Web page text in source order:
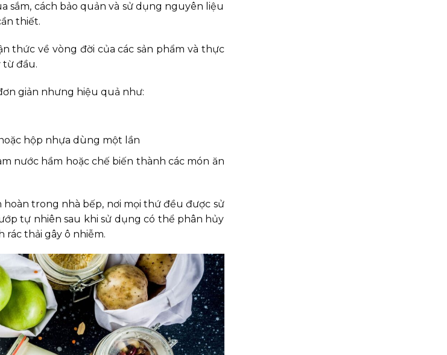
sắm, cách bảo quản và sử dụng nguyên liệu
thiết.
thức về vòng đời của các sản phẩm và thực
từ đầu.
giản nhưng hiệu quả như:
hộp nhựa dùng một lần
nước hầm hoặc chế biến thành các món ăn
trong nhà bếp, nơi mọi thứ đều được sử
tự nhiên sau khi sử dụng có thể phân hủy
thải gây ô nhiễm.